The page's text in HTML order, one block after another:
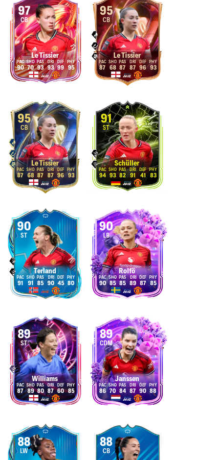
97
CB
Le Tissier
90 70 93 93 99 95
95
CB
Le Tissier
87 68 87 87 96 93
95
CB
Le Tissier
87 68 87 87 96 93
91
ST
Schüller
94 93 82 91 41 83
90
ST
Terland
91 91 85 90 45 80
90
LB
Rolfö
90 85 85 89 87 85
89
ST
Williams
87 89 80 87 60 85
89
CDM
Janssen
86 70 84 87 90 88
88
LW
88
CB